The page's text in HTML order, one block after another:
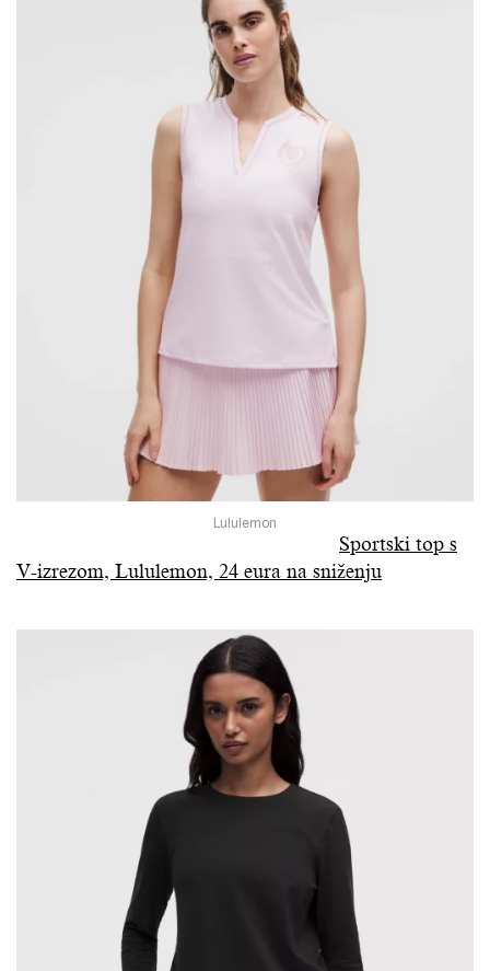
Lululemon
Sportski top s
V-izrezom, Lululemon, 24 eura na sniženju